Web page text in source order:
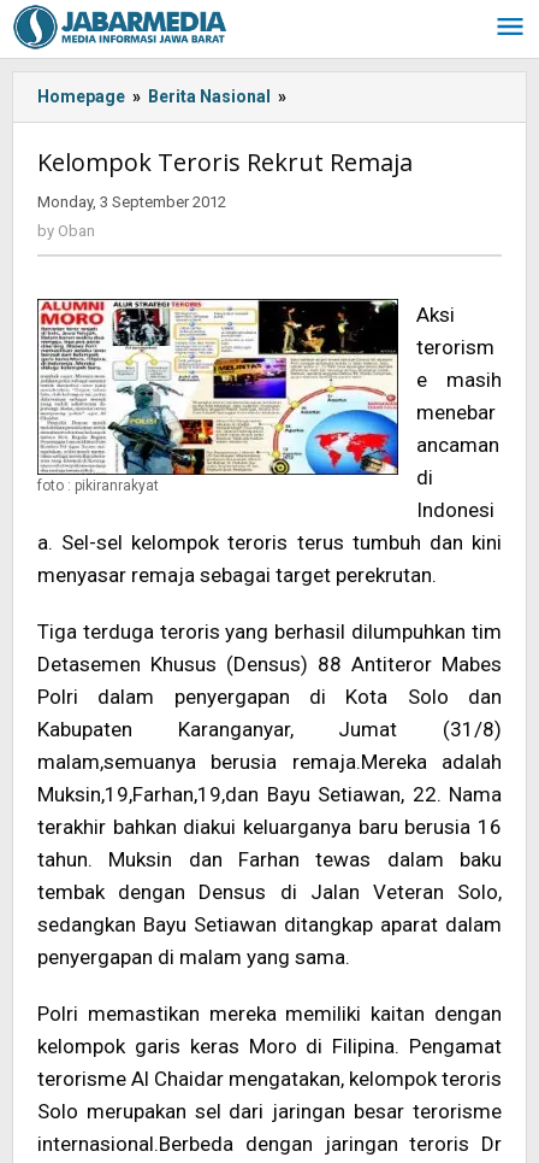
Skip
to
content
Homepage » Berita Nasional »
-:IN-
>Kelompok
-:-
-
>
Kelompok Teroris Rekrut Remaja
Monday, 3 September 2012
by Oban
foto : pikiranrakyat
Aksi
terorism
e masih
menebar
ancaman
di
Indonesi
a. Sel-sel kelompok teroris terus tumbuh dan kini
menyasar remaja sebagai target perekrutan.
Tiga terduga teroris yang berhasil dilumpuhkan tim
Detasemen Khusus (Densus) 88 Antiteror Mabes
Polri dalam penyergapan di Kota Solo dan
Kabupaten Karanganyar, Jumat (31/8)
malam,semuanya berusia remaja.Mereka adalah
Muksin,19,Farhan,19,dan Bayu Setiawan, 22. Nama
terakhir bahkan diakui keluarganya baru berusia 16
tahun. Muksin dan Farhan tewas dalam baku
tembak dengan Densus di Jalan Veteran Solo,
sedangkan Bayu Setiawan ditangkap aparat dalam
penyergapan di malam yang sama.
Polri memastikan mereka memiliki kaitan dengan
kelompok garis keras Moro di Filipina. Pengamat
terorisme Al Chaidar mengatakan, kelompok teroris
Solo merupakan sel dari jaringan besar terorisme
internasional.Berbeda dengan jaringan teroris Dr